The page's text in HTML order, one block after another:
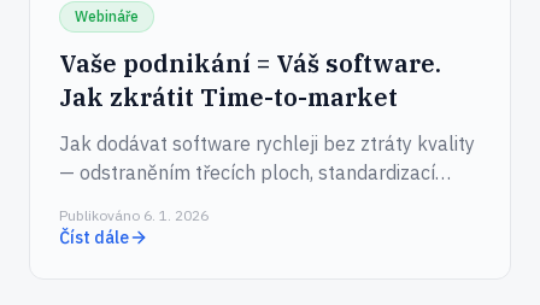
Webináře
Vaše podnikání = Váš software.
Jak zkrátit Time-to-market
Jak dodávat software rychleji bez ztráty kvality
— odstraněním třecích ploch, standardizací
Publikováno 6. 1. 2026
Číst dále